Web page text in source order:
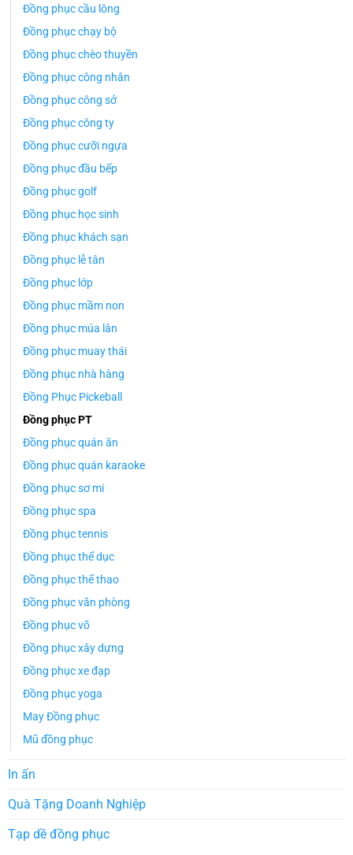
Đồng phục cầu lông
Đồng phục chạy bộ
Đồng phục chèo thuyền
Đồng phục công nhân
Đồng phục công sở
Đồng phục công ty
Đồng phục cưỡi ngựa
Đồng phục đầu bếp
Đồng phục golf
Đồng phục học sinh
Đồng phục khách sạn
Đồng phục lễ tân
Đồng phục lớp
Đồng phục mầm non
Đồng phục múa lân
Đồng phục muay thái
Đồng phục nhà hàng
Đồng Phục Pickeball
Đồng phục PT
Đồng phục quán ăn
Đồng phục quán karaoke
Đồng phục sơ mi
Đồng phục spa
Đồng phục tennis
Đồng phục thể dục
Đồng phục thể thao
Đồng phục văn phòng
Đồng phục võ
Đồng phục xây dựng
Đồng phục xe đạp
Đồng phục yoga
May Đồng phục
Mũ đồng phục
In ấn
Quà Tặng Doanh Nghiệp
Tạp dề đồng phục